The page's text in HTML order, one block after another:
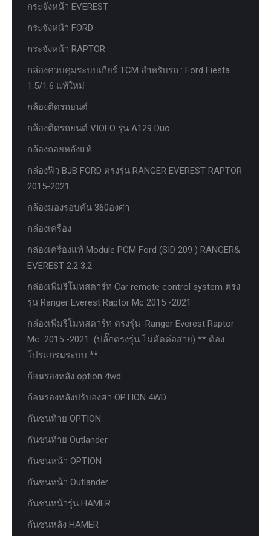
กระจังหน้า EVEREST
กระจังหน้า FORD
กระจังหน้า RAPTOR
กล่องควบคุมระบบเกียร์ TCM สำหรับรถ : Ford Fiesta
1.5/1.6 แท้ใหม่
กล้องติดรถยนต์
กล้องติดรถยนต์ VIOFO รุ่น A129 Duo
กล้องถอยหลังแท้
กล่องฟิว BJB FORD ตรงรุ่น RANGER EVEREST RAPTOR
2015-2021
กล้องมองรอบคัน 360องศา
กล่องเครื่อง
กล่องเครื่องแท้ Module PCM Ford (SID 209 ) RANGER&
EVEREST 2.2 3.2
กล่องเพิ่มรีโมทสตาร์ท Car remote control system ตรง
รุ่น Ranger Everest Raptor Mc 2015 -2021
กล่องเพิ่มรีโมทสตาร์ท ตรงรุ่น Ranger Everest Raptor
Mc 2015 -2021 (ปลั๊กตรงรุ่น ไม่ตัดต่อสาย) ** ต้อง
โปรแกรมระบบ **
ก้อนรองหลัง option 4wd
ก้อนรองหลังปรับองศา OPTION 4WD
กันชนท้าย OPTION
กันชนท้าย Outlander
กันชนหน้า OPTION
กันชนหน้า Outlander
กันชนหน้ารุ่น HAMER
กันชนหลัง HAMER